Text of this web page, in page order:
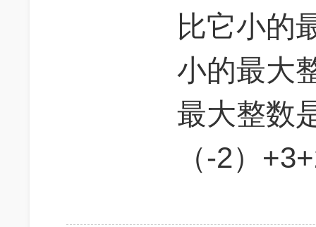
比它小的
小的最大
最大整数
（-2）